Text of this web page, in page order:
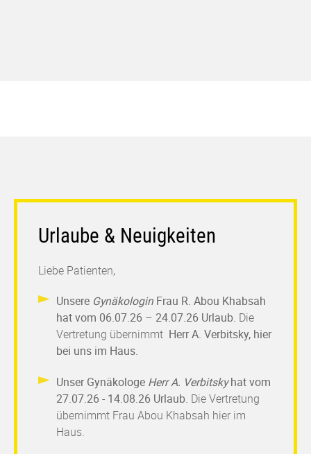
Urlaube & Neuigkeiten
Liebe Patienten,
Unsere GynäkologinFrau R. Abou Khabsah
hat vom 06.07.26 – 24.07.26 Urlaub. Die
Vertretung übernimmt Herr A. Verbitsky, hier
bei uns im Haus.
Unser Gynäkologe Herr A. Verbitskyhat vom
27.07.26 - 14.08.26 Urlaub. Die Vertretung
übernimmt Frau Abou Khabsah hier im
Haus.